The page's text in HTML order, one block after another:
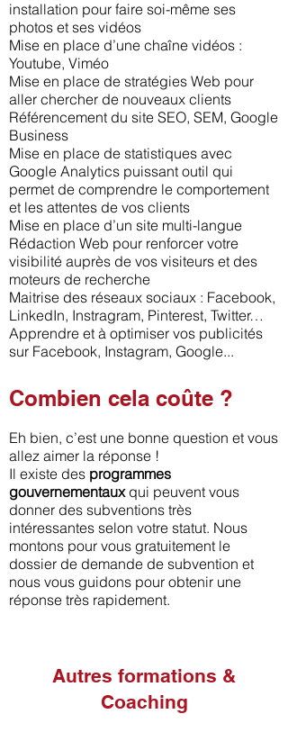
installation pour faire soi-même ses
photos et ses vidéos
Mise en place d’une chaîne vidéos :
Youtube, Viméo
Mise en place de stratégies Web pour
aller chercher de nouveaux clients
Référencement du site SEO, SEM, Google
Business
Mise en place de statistiques avec
Google Analytics puissant outil qui
permet de comprendre le comportement
et les attentes de vos clients
Mise en place d’un site multi-langue
Rédaction Web pour renforcer votre
visibilité auprès de vos visiteurs et des
moteurs de recherche
Maitrise des réseaux sociaux : Facebook,
LinkedIn, Instragram, Pinterest, Twitter…
Apprendre et à optimiser vos publicités
sur Facebook, Instagram, Google...
Combien cela coûte ?
Eh bien, c’est une bonne question et vous
allez aimer la réponse !
Il existe des programmes
gouvernementauxqui peuvent vous
donner des subventions très
intéressantes selon votre statut. Nous
montons pour vous gratuitement le
dossier de demande de subvention et
nous vous guidons pour obtenir une
réponse très rapidement.
Autres formations &
Coaching